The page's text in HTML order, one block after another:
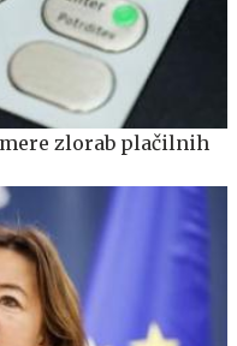
zlorab plačilnih